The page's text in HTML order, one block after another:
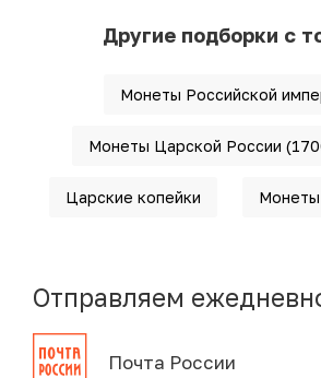
Другие подборки с
Монеты Российской
Монеты Царской России
Царские копейки Монеты
Отправляем
Почта России